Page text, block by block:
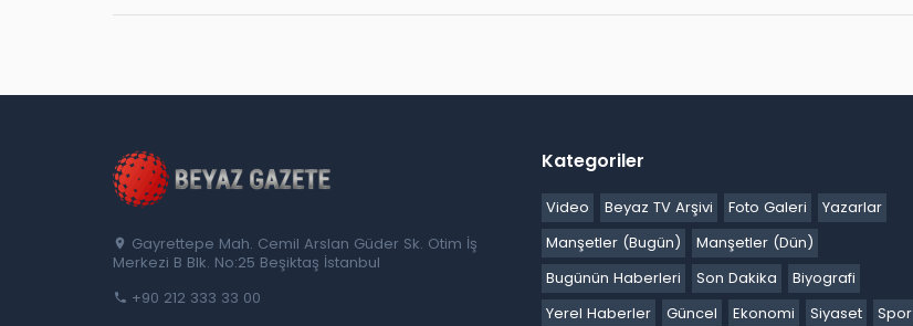
Gayrettepe Mah. Cemil Arslan Güder Sk. Otim İş
Merkezi B Blk. No:25 Beşiktaş İstanbul
+90 212 333 33 00
Kategoriler
Video Beyaz TV Arşivi Foto Galeri
Yazarlar
Manşetler (Bugün)
Manşetler (Dün)
Bugünün Haberleri
Son Dakika
Biyografi
Yerel Haberler
Güncel Ekonomi Siyaset
Spor